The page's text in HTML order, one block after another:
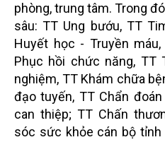
phòng, trung tâm. Trong
sâu: TT Ung bướu, TT
Huyết học - Truyền
Phục hồi chức năng, TT
nghiệm, TT Khám chữa
đạo tuyến, TT Chẩn
can thiệp; TT Chấn
sóc sức khỏe cán bộ